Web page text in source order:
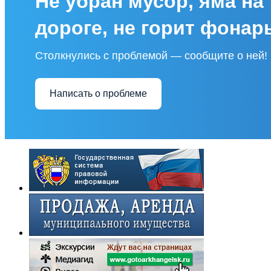
дороге, не горит
Столкнулись с проблемой — сообщите о ней!
Написать о проблеме